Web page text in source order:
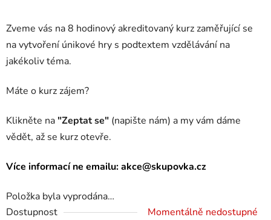
Zveme vás na 8 hodinový akreditovaný kurz zaměřující se
na vytvoření únikové hry s podtextem vzdělávání na
jakékoliv téma.
Máte o kurz zájem?
Klikněte na "Zeptat se" (napište nám) a my vám dáme
vědět, až se kurz otevře.
Více informací ne emailu: akce@skupovka.cz
Položka byla vyprodána…
Dostupnost
Momentálně nedostupné